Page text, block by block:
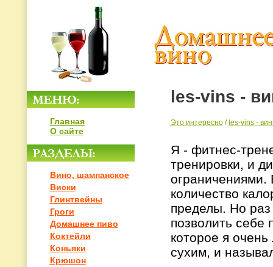
Главная
О сайте
Вино, шампанское
Виски
Глинтвейны
Гроги
Домашнее пиво
Коктейли
Коньяки
Крюшон
les-vins -
Это интересно/les-vins -
Я - фитнес-
тренировки, и
ограничениями.
количество
пределы. Но раз
позволить себе
которое я
сухим, и